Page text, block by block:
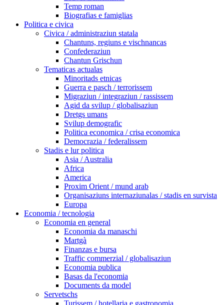
Temp roman
Biografias e famiglias
Politica e civica
Civica / administraziun statala
Chantuns, regiuns e vischnancas
Confederaziun
Chantun Grischun
Tematicas actualas
Minoritads etnicas
Guerra e pasch / terrorissem
Migraziun / integraziun / rassissem
Agid da svilup / globalisaziun
Dretgs umans
Svilup demografic
Politica economica / crisa economica
Democrazia / federalissem
Stadis e lur politica
Asia / Australia
Africa
America
Proxim Orient / mund arab
Organisaziuns internaziunalas / stadis en survista
Europa
Economia / tecnologia
Economia en general
Economia da manaschi
Martgà
Finanzas e bursa
Traffic commerzial / globalisaziun
Economia publica
Basas da l'economia
Documents da model
Servetschs
Turissem / hotellaria e gastronomia